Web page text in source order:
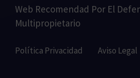
Web Recomendad Por El
Multipropietario
Política Privacidad Aviso Legal